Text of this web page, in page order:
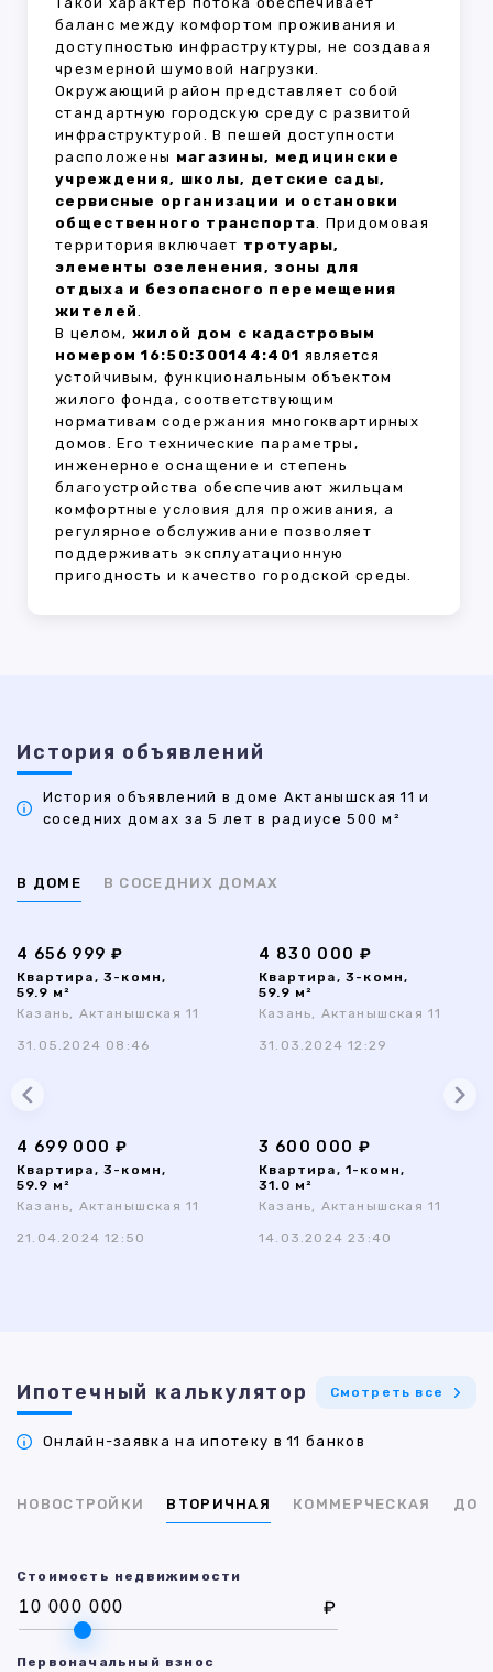
баланс между комфортом проживания и
доступностью инфраструктуры, не создавая
чрезмерной шумовой нагрузки.
Окружающий район представляет собой
стандартную городскую среду с развитой
инфраструктурой. В пешей доступности
расположены магазины, медицинские
учреждения, школы, детские сады,
сервисные организации и остановки
общественного транспорта. Придомовая
территория включает тротуары,
элементы озеленения, зоны для
отдыха и безопасного перемещения
жителей.
В целом, жилой дом с кадастровым
номером 16:50:300144:401 является
устойчивым, функциональным объектом
жилого фонда, соответствующим
нормативам содержания многоквартирных
домов. Его технические параметры,
инженерное оснащение и степень
благоустройства обеспечивают жильцам
комфортные условия для проживания, а
регулярное обслуживание позволяет
поддерживать эксплуатационную
пригодность и качество городской среды.
История объявлений
История объявлений в доме Актанышская 11 и
соседних домах за 5 лет в радиусе 500 м²
В ДОМЕ В СОСЕДНИХ ДОМАХ
4 656 999 ₽
Квартира, 3-комн,
59.9 м²
Казань, Актанышская 11
31.05.2024 08:46
4 830 000 ₽
Квартира, 3-комн,
59.9 м²
Казань, Актанышская 11
31.03.2024 12:29
4 699 000 ₽
Квартира, 3-комн,
59.9 м²
Казань, Актанышская 11
21.04.2024 12:50
3 600 000 ₽
Квартира, 1-комн,
31.0 м²
Казань, Актанышская 11
14.03.2024 23:40
Ипотечный калькулятор Смотреть все
Онлайн-заявка на ипотеку в 11 банков
НОВОСТРОЙКИ ВТОРИЧНАЯ КОММЕРЧЕСКАЯ ДОМ
Стоимость недвижимости
₽
Первоначальный взнос